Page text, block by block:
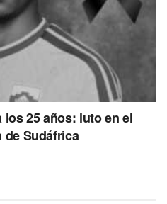
los 25 años: luto en el
Sudáfrica